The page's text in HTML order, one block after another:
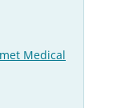
Medical